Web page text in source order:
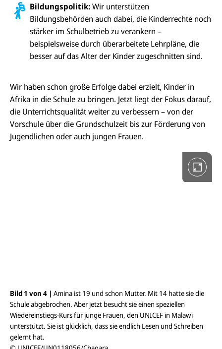
Bildungspolitik:Wir unterstützen
Bildungsbehörden auch dabei, die Kinderrechte noch
stärker im Schulbetrieb zu verankern –
beispielsweise durch überarbeitete Lehrpläne, die
besser auf das Alter der Kinder zugeschnitten sind.
Wir haben schon große Erfolge dabei erzielt, Kinder in
Afrika in die Schule zu bringen. Jetzt liegt der Fokus darauf,
die Unterrichtsqualität weiter zu verbessern – von der
Vorschule über die Grundschulzeit bis zur Förderung von
Jugendlichen oder auch jungen Frauen.
Bild 1 von 4 | Amina ist 19 und schon Mutter. Mit 14 hatte sie die
Schule abgebrochen. Aber jetzt besucht sie einen speziellen
Wiedereinstiegs-Kurs für junge Frauen, den UNICEF in Malawi
unterstützt. Sie ist glücklich, dass sie endlich Lesen und Schreiben
gelernt hat.
D
i
e
r
i
n
l
l
b
i
l
n